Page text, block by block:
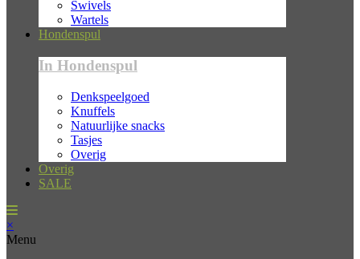
Swivels
Wartels
Hondenspul
In Hondenspul
Denkspeelgoed
Knuffels
Natuurlijke snacks
Tasjes
Overig
Overig
SALE
×
Menu